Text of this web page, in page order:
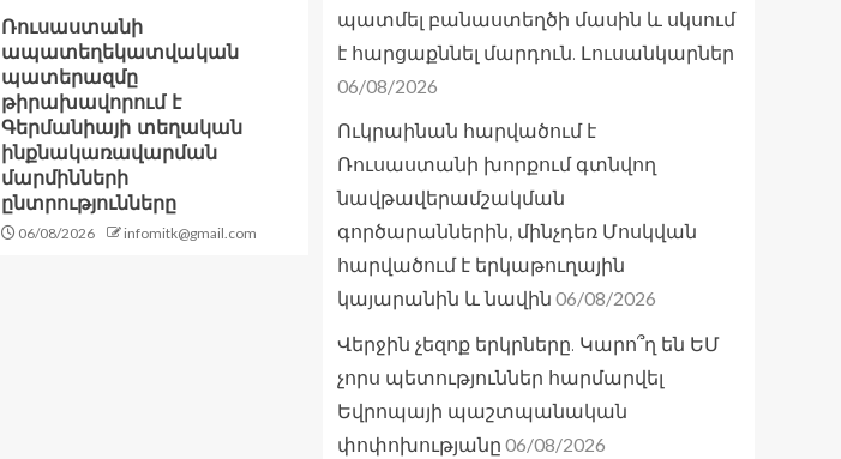
Ռուսաստանի
ապատեղեկատվական
պատերազմը
թիրախավորում է
Գերմանիայի տեղական
ինքնակառավարման
մարմինների
ընտրությունները
06/08/2026 infomitk@gmail.com
պատմել բանաստեղծի մասին և սկսում
է հարցաքննել մարդուն. Լուսանկարներ
06/08/2026
Ուկրաինան հարվածում է
Ռուսաստանի խորքում գտնվող
նավթավերամշակման
գործարաններին, մինչդեռ Մոսկվան
հարվածում է երկաթուղային
կայարանին և նավին 06/08/2026
Վերջին չեզոք երկրները. Կարո՞ղ են ԵՄ
չորս պետություններ հարմարվել
Եվրոպայի պաշտպանական
փոփոխությանը 06/08/2026